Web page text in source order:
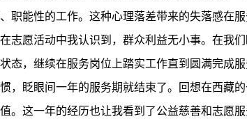
职能性的工作。这种心理落差带来的失落感在
志愿活动中我认识到，群众利益无小事。在我
态，继续在服务岗位上踏实工作直到圆满完成服
，眨眼间一年的服务期就结束了。回想在西藏
。这一年的经历也让我看到了公益慈善和志愿